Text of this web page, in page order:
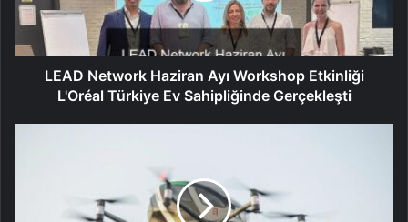
LEAD Network Haziran Ayı Workshop Etkinliği
L'Oréal Türkiye Ev Sahipliğinde Gerçekleşti